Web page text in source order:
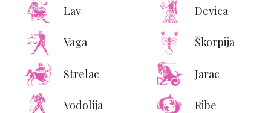
Lav Devica
Vaga Škorpija
Strelac Jarac
Vodolija Ribe